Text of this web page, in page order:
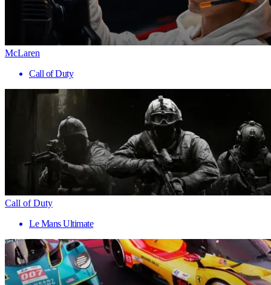
McLaren
Call of Duty
Call of Duty
Le Mans Ultimate